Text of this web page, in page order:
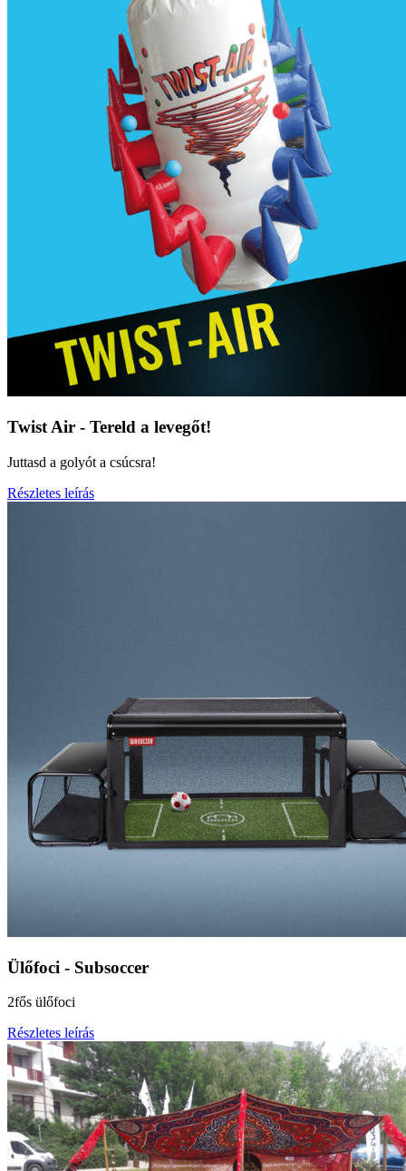
Twist Air - Tereld a levegőt!
Juttasd a golyót a csúcsra!
Részletes leírás
Ülőfoci - Subsoccer
2fős ülőfoci
Részletes leírás